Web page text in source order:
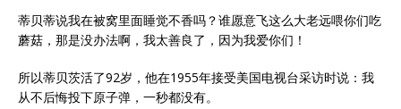
蒂贝蒂说我在被窝里面睡觉不香吗？谁愿意飞这么大老远喂你们吃
蘑菇，那是没办法啊，我太善良了，因为我爱你们！
所以蒂贝茨活了92岁，他在1955年接受美国电视台采访时说：我
从不后悔投下原子弹，一秒都没有。